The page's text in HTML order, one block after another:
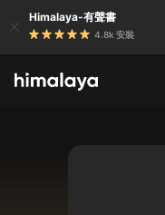
Himalaya-有聲書
4.8k 安裝